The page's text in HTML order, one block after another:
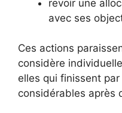
revoir une
avec ses
Ces actions
considère
elles qui finissent
considérables après